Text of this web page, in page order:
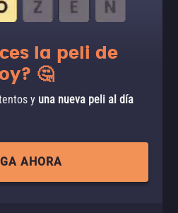
la peli de
🤔
y una nueva peli al día
AHORA